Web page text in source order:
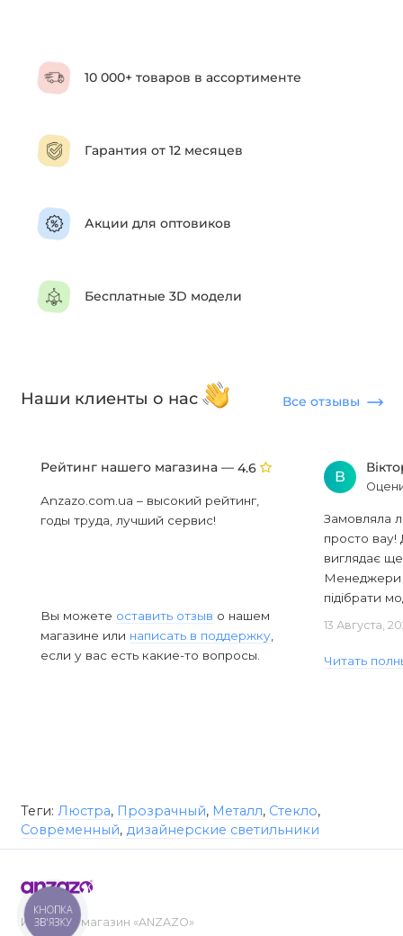
10 000+ товаров в ассортименте
Гарантия от 12 месяцев
Акции для оптовиков
Бесплатные 3D модели
Наши клиенты о нас Все отзывы
Рейтинг нашего магазина — 4.6
Anzazo.com.ua – высокий рейтинг,
годы труда, лучший сервис!
Вы можете оставить отзыв о нашем
магазине или написать в поддержку
если у вас есть какие-то вопросы.
В
Замовляла
просто вау!
виглядає
Менеджери
підібрати
13 Августа,
Читать
Теги: Люстра, Прозрачный, Металл, Стекло,
Современный, дизайнерские светильники
Интернет-магазин «ANZAZO»
КНОПКА
ЗВ'ЯЗКУ